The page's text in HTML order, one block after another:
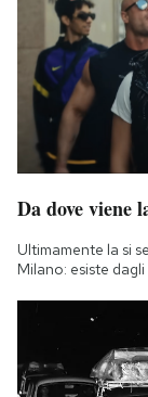
Da dove viene
Ultimamente la si
Milano: esiste